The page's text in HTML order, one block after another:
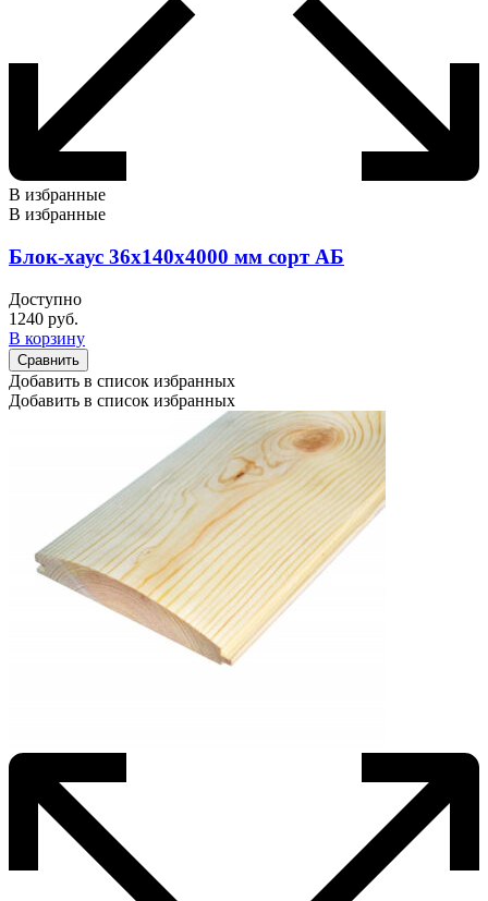
В избранные
В избранные
Блок-хаус 36х140х4000 мм сорт АБ
Доступно
1240 руб.
В корзину
Сравнить
Добавить в список избранных
Добавить в список избранных